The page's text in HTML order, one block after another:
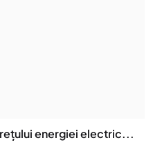
energiei electric...